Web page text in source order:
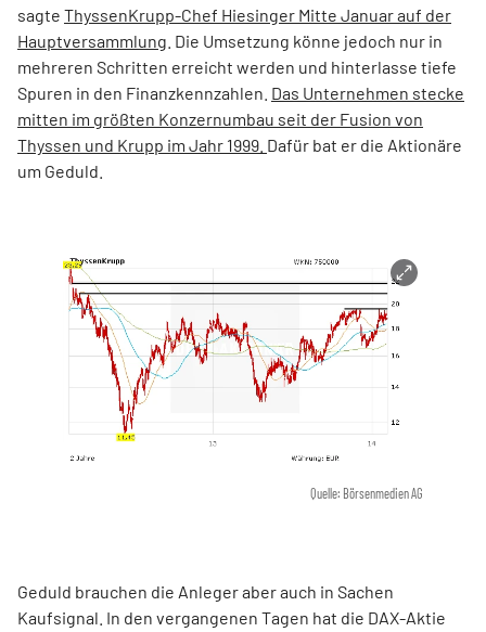
sagte ThyssenKrupp-Chef Hiesinger Mitte Januar auf der
Hauptversammlung . Die Umsetzung könne jedoch nur in
mehreren Schritten erreicht werden und hinterlasse tiefe
Spuren in den Finanzkennzahlen. Das Unternehmen stecke
mitten im größten Konzernumbau seit der Fusion von
Thyssen und Krupp im Jahr 1999. Dafür bat er die Aktionäre
um Geduld.
Quelle: Börsenmedien AG
Geduld brauchen die Anleger aber auch in Sachen
Kaufsignal. In den vergangenen Tagen hat die DAX-Aktie